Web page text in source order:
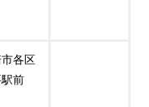
市各区
前